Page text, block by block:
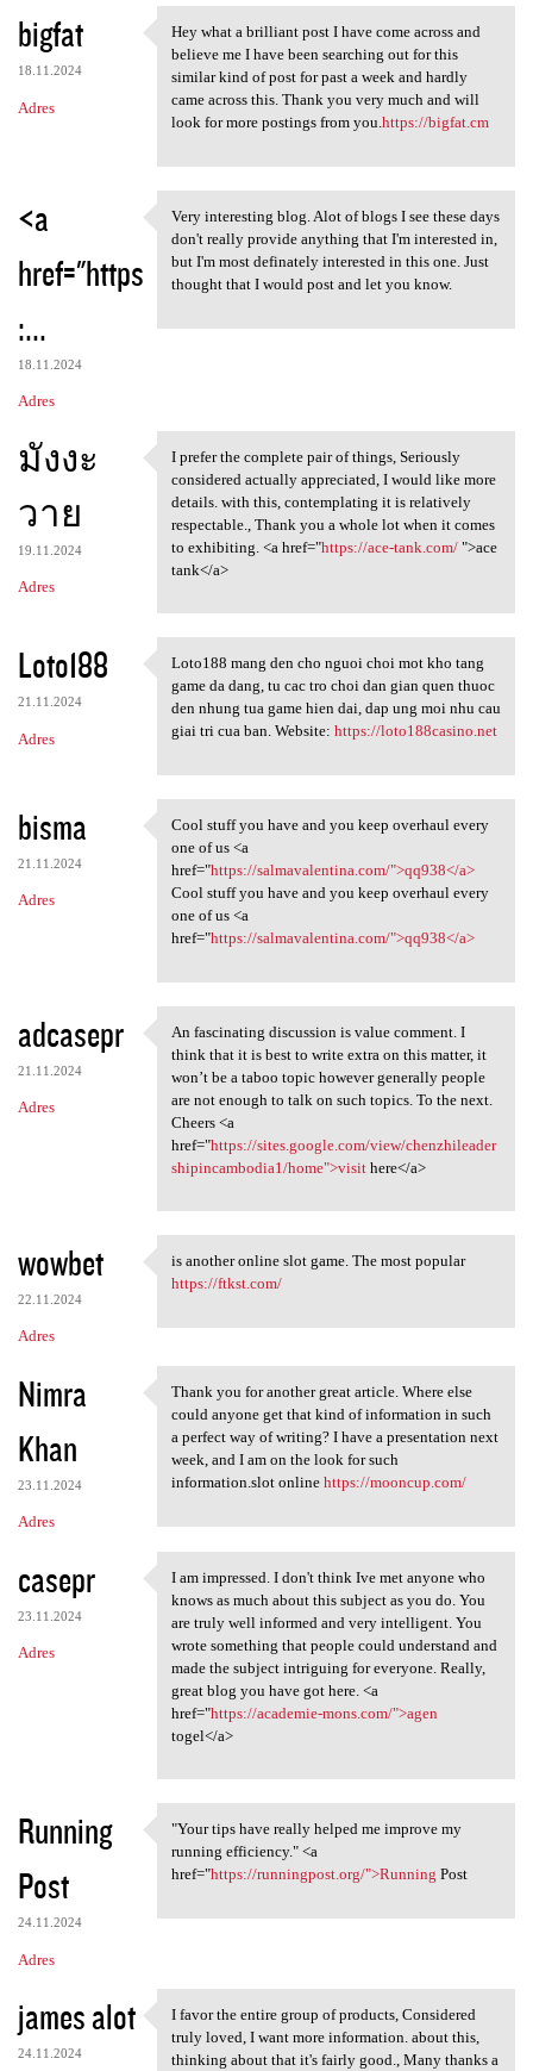
bigfat
18.11.2024
Adres
Hey what a brilliant post I
Hey what a brilliant post I have come across and
believe me I have been searching out for this
similar kind of post for past a week and hardly
came across this. Thank you very much and will
look for more postings from you.https://bigfat.cm
<a
href="https
:...
18.11.2024
Adres
Very interesting blog. Alot
Very interesting blog. Alot of blogs I see these days
don't really provide anything that I'm interested in,
but I'm most definately interested in this one. Just
thought that I would post and let you know.
มังงะ
วาย
19.11.2024
Adres
I prefer the complete pair of
I prefer the complete pair of things, Seriously
considered actually appreciated, I would like more
details. with this, contemplating it is relatively
respectable., Thank you a whole lot when it comes
to exhibiting. <a href="https://ace-tank.com/">ace
tank</a>
Loto188
21.11.2024
Adres
Loto188 mang den cho nguoi
Loto188 mang den cho nguoi choi mot kho tang
game da dang, tu cac tro choi dan gian quen thuoc
den nhung tua game hien dai, dap ung moi nhu cau
giai tri cua ban. Website: https://loto188casino.net
bisma
21.11.2024
Adres
Cool stuff you have and you
Cool stuff you have and you keep overhaul every
one of us <a
href="https://salmavalentina.com/">qq938</a>
Cool stuff you have and you keep overhaul every
one of us <a
href="https://salmavalentina.com/">qq938</a>
adcasepr
21.11.2024
Adres
An fascinating discussion is
An fascinating discussion is value comment. I
think that it is best to write extra on this matter, it
won’t be a taboo topic however generally people
are not enough to talk on such topics. To the next.
Cheers <a
href="https://sites.google.com/view/chenzhileader
shipincambodia1/home">visithere</a>
wowbet
22.11.2024
Adres
is another online slot game.
is another online slot game. The most popular
https://ftkst.com/
Nimra
Khan
23.11.2024
Adres
Thank you for another great
Thank you for another great article. Where else
could anyone get that kind of information in such
a perfect way of writing? I have a presentation next
week, and I am on the look for such
information.slot online https://mooncup.com/
casepr
23.11.2024
Adres
I am impressed. I don't think
I am impressed. I don't think Ive met anyone who
knows as much about this subject as you do. You
are truly well informed and very intelligent. You
wrote something that people could understand and
made the subject intriguing for everyone. Really,
great blog you have got here. <a
href="https://academie-mons.com/">agen
togel</a>
Running
Post
24.11.2024
Adres
"Your tips have really helped
"Your tips have really helped me improve my
running efficiency." <a
href="https://runningpost.org/">Running Post
james alot
24.11.2024
I favor the entire group of
I favor the entire group of products, Considered
truly loved, I want more information. about this,
thinking about that it's fairly good., Many thanks a